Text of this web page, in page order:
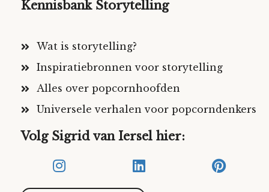
Kennisbank Storytelling
Wat is storytelling?
Inspiratiebronnen voor storytelling
Alles over popcornhoofden
Universele verhalen voor popcorndenkers
Volg Sigrid van Iersel hier: